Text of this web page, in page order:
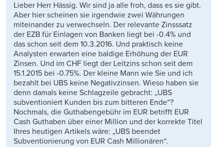
Lieber Herr Hässig. Wir sind ja alle froh, dass es sie gibt.
Aber hier scheinen sie irgendwie zwei Währungen
miteinander zu verwechseln. Der relevante Zinsssatz
der EZB für Einlagen von Banken liegt bei -0.4% und
das schon seit dem 10.3.2016. Und praktisch keine
Analysten erwarten eine baldige Erhöhung der EUR
Zinsen. Und im CHF liegt der Leitzins schon seit dem
15.1.2015 bei -0.75%. Der kleine Mann wie Sie und ich
bezahlt bei UBS keine Negativzinsen. Wieso haben sie
denn damals keine Schlagzeile gebracht: „UBS
subventioniert Kunden bis zum bitteren Ende“?
Nochmals, die Guthabengebühr im EUR betrifft EUR
Cash Guthaben über einer Million und der korrekte Titel
Ihres heutigen Artikels wäre: „UBS beendet
Subventionierung von EUR Cash Millionären“.